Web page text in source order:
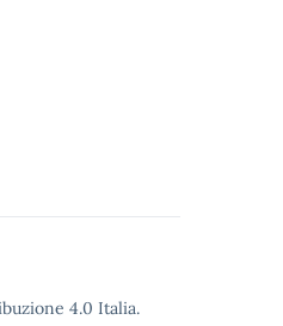
4.0 Italia.